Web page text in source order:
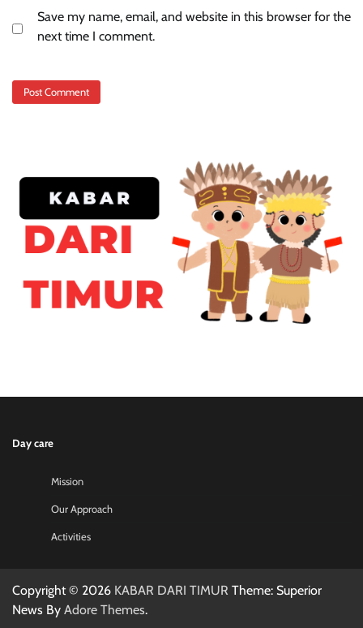
Save my name, email, and website in this browser for the
next time I comment.
Day care
Mission
Our Approach
Activities
Copyright © 2026 KABAR DARI TIMUR Theme: Superior
News By Adore Themes.